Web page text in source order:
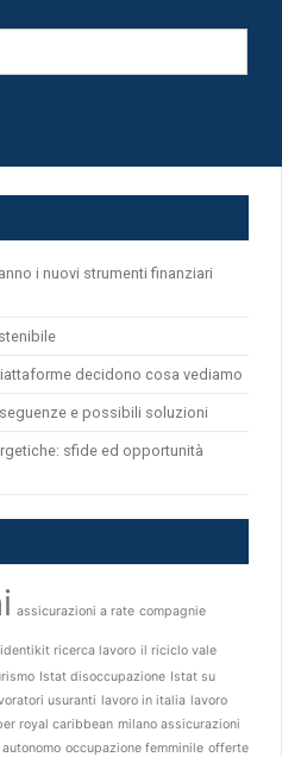
i nuovi strumenti finanziari
decidono cosa vediamo
e possibili soluzioni
sfide ed opportunità
assicurazioni a rate compagnie
identikit ricerca lavoro il riciclo vale
Istat disoccupazione Istat su
usuranti lavoro in italia lavoro
royal caribbean milano assicurazioni
occupazione femminile offerte